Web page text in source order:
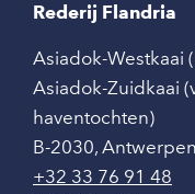
Rederij Flandria
Asiadok-Westkaai
Asiadok-Zuidkaai
haventochten)
B-2030, Antwerpen
+32 33 76 91 48